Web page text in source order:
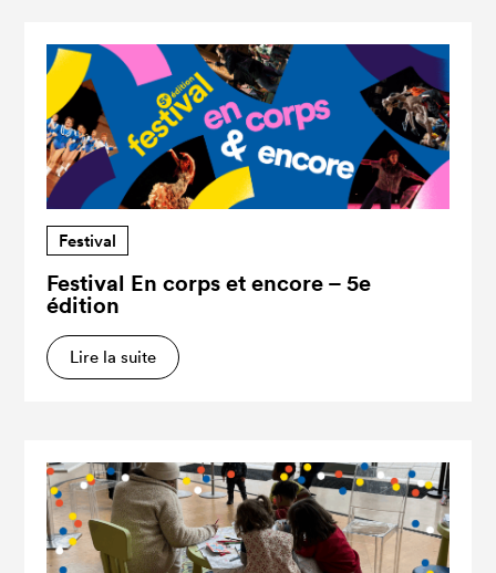
Festival
Festival En corps et encore – 5e
édition
Lire la suite